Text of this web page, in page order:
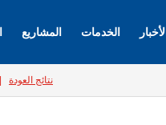
المشاريع الخدمات
نتائج العودة